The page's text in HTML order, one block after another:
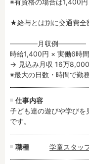
※有資格の場合は1,400円
★給与とは別に交通費全
――――月収例――――
時給1,400円 × 実働6時
→ 見込み月収 16万
※最大の日数・時間で勤
仕事内容
子ども達の遊びや学び
です。
職種 学童スタッ
13時以降スタート
実働5時間以内
時給1600円～
社会保険完備
資格不問
男性保育士
オープニング求人
小規模保育園
株式会社